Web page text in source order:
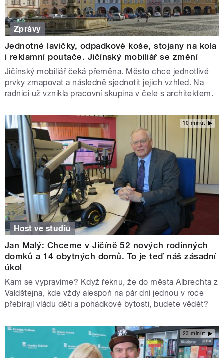
Zprávy
Jednotné lavičky, odpadkové koše, stojany na kola
i reklamní poutače. Jičínský mobiliář se změní
Jičínský mobiliář čeká přeměna. Město chce jednotlivé
prvky zmapovat a následně sjednotit jejich vzhled. Na
radnici už vznikla pracovní skupina v čele s architektem.
10 minut
Host ve studiu
Jan Malý: Chceme v Jičíně 52 nových rodinných
domků a 14 obytných domů. To je teď náš zásadní
úkol
Kam se vypravíme? Když řeknu, že do města Albrechta z
Valdštejna, kde vždy alespoň na pár dní jednou v roce
přebírají vládu děti a pohádkové bytosti, budete vědět?
23 minut